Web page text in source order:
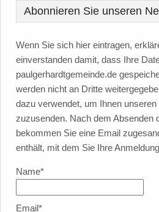
Abonnieren Sie unseren
Wenn Sie sich hier eintragen,
einverstanden damit, dass Ihre
paulgerhardtgemeinde.de
werden nicht an Dritte
dazu verwendet, um Ihnen
zuzusenden. Nach dem Absenden
bekommen Sie eine Email
enthält, mit dem Sie Ihre
Name*
Email*